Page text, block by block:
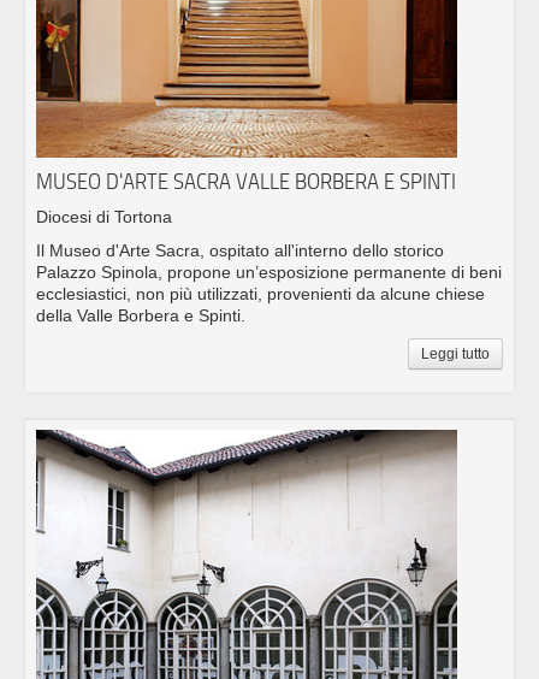
MUSEO D'ARTE SACRA VALLE BORBERA E SPINTI
Diocesi di Tortona
Il Museo d'Arte Sacra, ospitato all'interno dello storico
Palazzo Spinola, propone un’esposizione permanente di beni
ecclesiastici, non più utilizzati, provenienti da alcune chiese
della Valle Borbera e Spinti.
Leggi tutto